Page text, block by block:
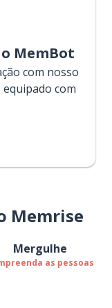
MemBot
com nosso
com
Memrise
Mergulhe
as pessoas